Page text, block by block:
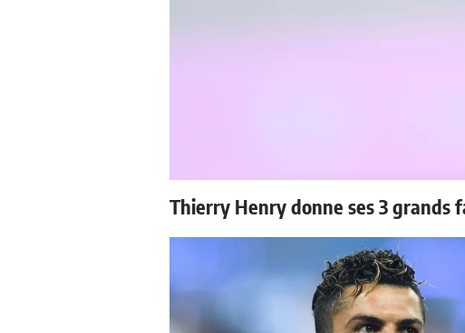
Thierry Henry donne ses 3 grands